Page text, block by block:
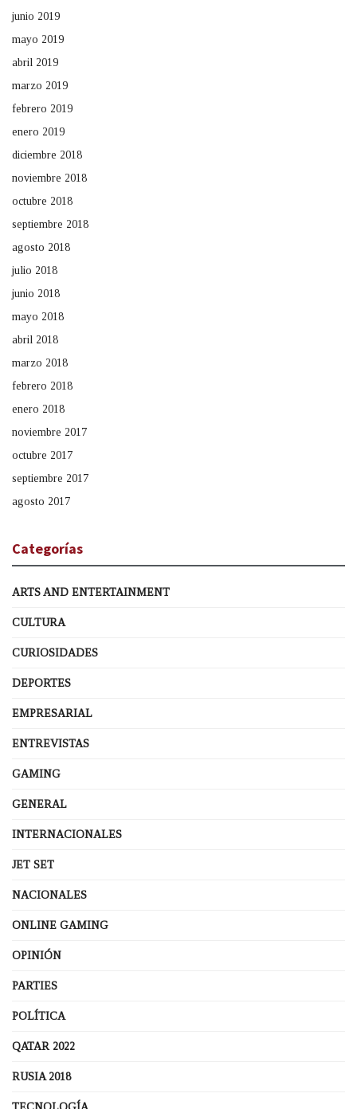
junio 2019
mayo 2019
abril 2019
marzo 2019
febrero 2019
enero 2019
diciembre 2018
noviembre 2018
octubre 2018
septiembre 2018
agosto 2018
julio 2018
junio 2018
mayo 2018
abril 2018
marzo 2018
febrero 2018
enero 2018
noviembre 2017
octubre 2017
septiembre 2017
agosto 2017
Categorías
ARTS AND ENTERTAINMENT
CULTURA
CURIOSIDADES
DEPORTES
EMPRESARIAL
ENTREVISTAS
GAMING
GENERAL
INTERNACIONALES
JET SET
NACIONALES
ONLINE GAMING
OPINIÓN
PARTIES
POLÍTICA
QATAR 2022
RUSIA 2018